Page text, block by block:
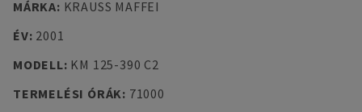
MÁRKA: KRAUSS MAFFEI
ÉV: 2001
MODELL: KM 125-390 C2
TERMELÉSI ÓRÁK: 71000